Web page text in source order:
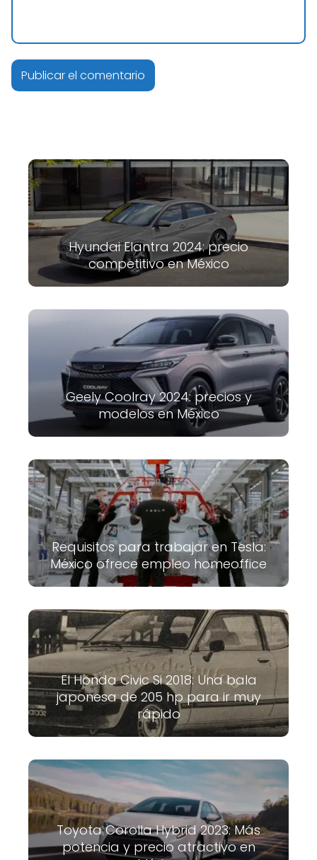
Hyundai Elantra 2024: precio
competitivo en México
Geely Coolray 2024: precios y
modelos en México
Requisitos para trabajar en Tesla:
México ofrece empleo homeoffice
El Honda Civic Si 2018: Una bala
japonesa de 205 hp para ir muy
rápido
Toyota Corolla Hybrid 2023: Más
potencia y precio atractivo en